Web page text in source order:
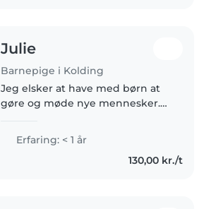
Julie
Barnepige i Kolding
Jeg elsker at have med børn at
gøre og møde nye mennesker.
oplevelser.
Erfaring: < 1 år
130,00 kr./t